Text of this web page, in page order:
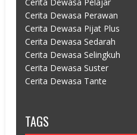
Cerita Dewasa Perawan
Cerita Dewasa Pijat Plus
Cerita Dewasa Sedarah
Cerita Dewasa Selingkuh
Cerita Dewasa Suster
Cerita Dewasa Tante
TAGS